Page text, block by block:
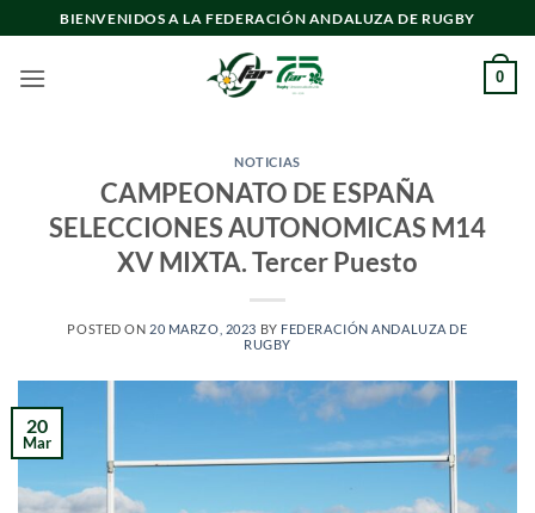
al
contenido
BIENVENIDOS A LA FEDERACIÓN ANDALUZA DE RUGBY
0
NOTICIAS
CAMPEONATO DE ESPAÑA
SELECCIONES AUTONOMICAS M14
XV MIXTA. Tercer Puesto
POSTED ON 20 MARZO, 2023 BY FEDERACIÓN ANDALUZA DE
RUGBY
20
Mar